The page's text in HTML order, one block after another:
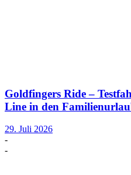
Goldfingers Ride –
Line in den
29. Juli 2026
-
-